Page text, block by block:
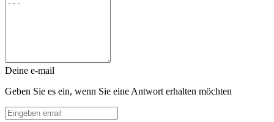
Deine e-mail
Geben Sie es ein, wenn Sie eine Antwort erhalten möchten